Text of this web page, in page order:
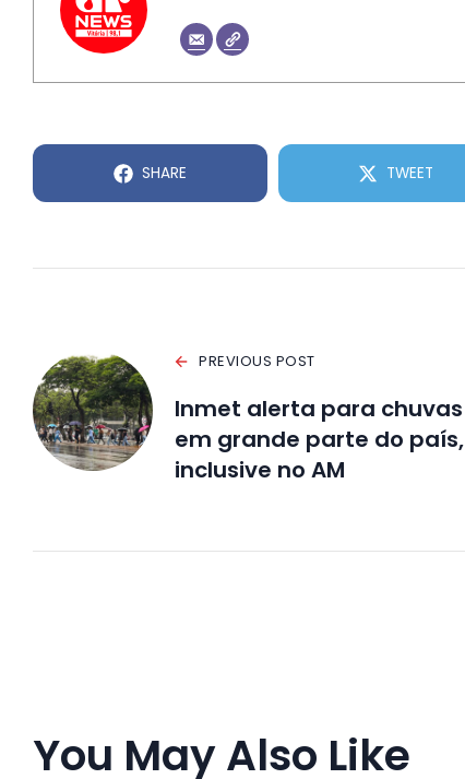
SHARE TWEET
PREVIOUS POST
Inmet alerta para chuvas
em grande parte do país,
inclusive no AM
You May Also Like